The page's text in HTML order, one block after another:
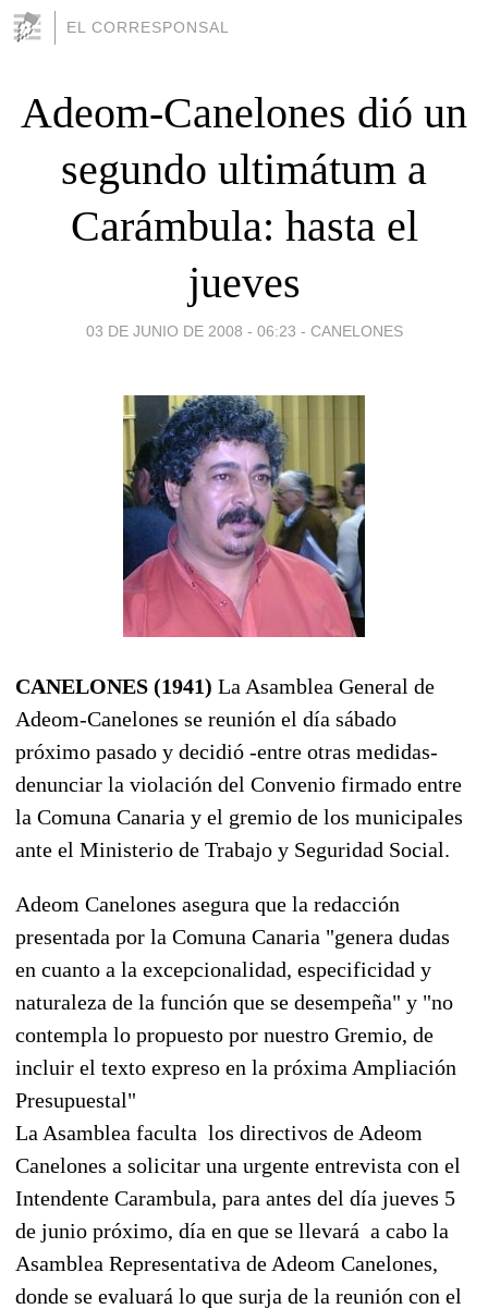
EL CORRESPONSAL
Adeom-Canelones dió un
segundo ultimátum a
Carámbula: hasta el
jueves
03 DE JUNIO DE 2008 - 06:23 - CANELONES
CANELONES (1941) La Asamblea General de
Adeom-Canelones se reunión el día sábado
próximo pasado y decidió -entre otras medidas-
denunciar la violación del Convenio firmado entre
la Comuna Canaria y el gremio de los municipales
ante el Ministerio de Trabajo y Seguridad Social.
Adeom Canelones asegura que la redacción
presentada por la Comuna Canaria "genera dudas
en cuanto a la excepcionalidad, especificidad y
naturaleza de la función que se desempeña" y "no
contempla lo propuesto por nuestro Gremio, de
incluir el texto expreso en la próxima Ampliación
Presupuestal"
La Asamblea faculta los directivos de Adeom
Canelones a solicitar una urgente entrevista con el
Intendente Carambula, para antes del día jueves 5
de junio próximo, día en que se llevará a cabo la
Asamblea Representativa de Adeom Canelones,
donde se evaluará lo que surja de la reunión con el